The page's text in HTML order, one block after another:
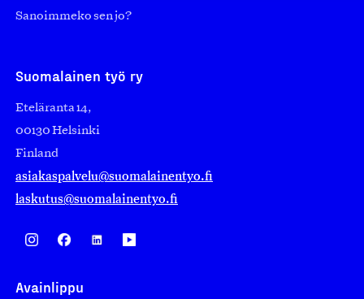
Sanoimmeko sen jo?
Suomalainen työ ry
Eteläranta 14,
00130 Helsinki
Finland
asiakaspalvelu@suomalainentyo.fi
laskutus@suomalainentyo.fi
Avainlippu